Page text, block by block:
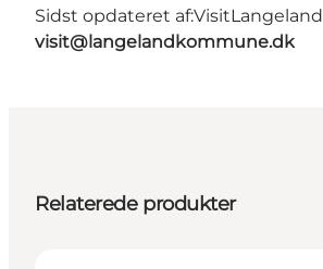
Sidst opdateret af:VisitLangeland
visit@langelandkommune.dk
Relaterede produkter